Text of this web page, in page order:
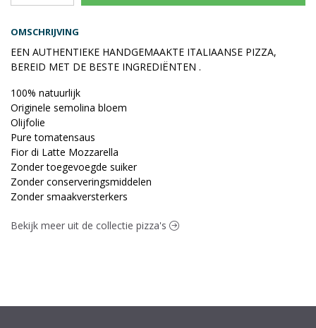
OMSCHRIJVING
EEN AUTHENTIEKE HANDGEMAAKTE ITALIAANSE PIZZA,
BEREID MET DE BESTE INGREDIËNTEN .
100% natuurlijk
Originele semolina bloem
Olijfolie
Pure tomatensaus
Fior di Latte Mozzarella
Zonder toegevoegde suiker
Zonder conserveringsmiddelen
Zonder smaakversterkers
Bekijk meer uit de collectie pizza's